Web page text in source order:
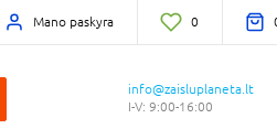
Mano paskyra 0
info@zaisluplaneta.lt
I-V: 9:00-16:00